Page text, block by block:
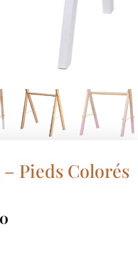
Pieds Colorés